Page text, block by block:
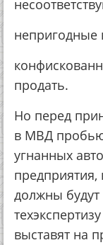
непригодные
продать.
Но перед
в МВД
угнанных
должны будут
выставят на